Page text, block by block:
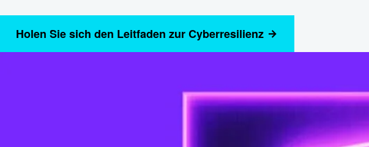
Holen Sie sich den Leitfaden zur Cyberresilienz